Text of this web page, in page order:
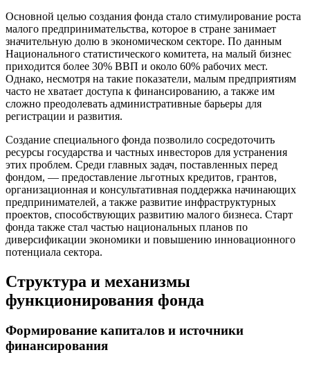
Основной целью создания фонда стало стимулирование роста
малого предпринимательства, которое в стране занимает
значительную долю в экономическом секторе. По данным
Национального статистического комитета, на малый бизнес
приходится более 30% ВВП и около 60% рабочих мест.
Однако, несмотря на такие показатели, малым предприятиям
часто не хватает доступа к финансированию, а также им
сложно преодолевать административные барьеры для
регистрации и развития.
Создание специального фонда позволило сосредоточить
ресурсы государства и частных инвесторов для устранения
этих проблем. Среди главных задач, поставленных перед
фондом, — предоставление льготных кредитов, грантов,
организационная и консультативная поддержка начинающих
предпринимателей, а также развитие инфраструктурных
проектов, способствующих развитию малого бизнеса. Старт
фонда также стал частью национальных планов по
диверсификации экономики и повышению инновационного
потенциала сектора.
Структура и механизмы
функционирования фонда
Формирование капиталов и источники
финансирования